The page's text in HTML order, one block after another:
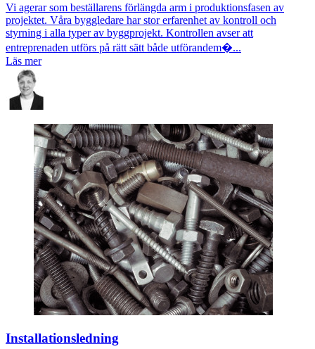
Vi agerar som beställarens förlängda arm i produktionsfasen av
projektet. Våra byggledare har stor erfarenhet av kontroll och
styrning i alla typer av byggprojekt. Kontrollen avser att
entreprenaden utförs på rätt sätt både utförandem�...
Läs mer
Installationsledning